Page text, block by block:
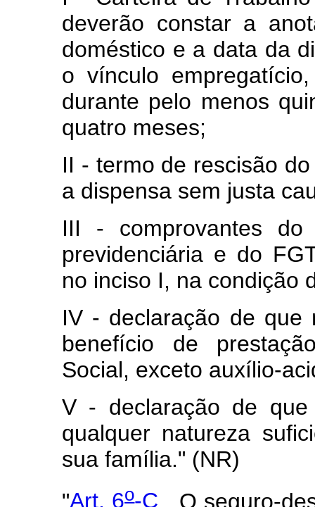
deverão constar a
doméstico e a data da
o vínculo
durante pelo menos
quatro meses;
II - termo de rescisão
a dispensa sem justa
III - comprovantes do
previdenciária e do
no inciso I, na condição
IV - declaração de que
benefício de
Social, exceto auxílio-
V - declaração de
qualquer natureza
sua família." (NR)
"Art. 6o-C . O seguro-